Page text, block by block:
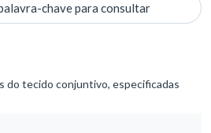
chave para consultar
do tecido conjuntivo, especificadas